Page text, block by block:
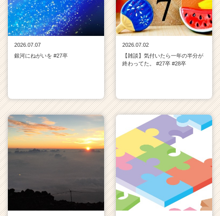
2026.07.07
銀河にねがいを #27卒
2026.07.02
【雑談】気付いたら一年の半分が
終わってた。 #27卒 #28卒